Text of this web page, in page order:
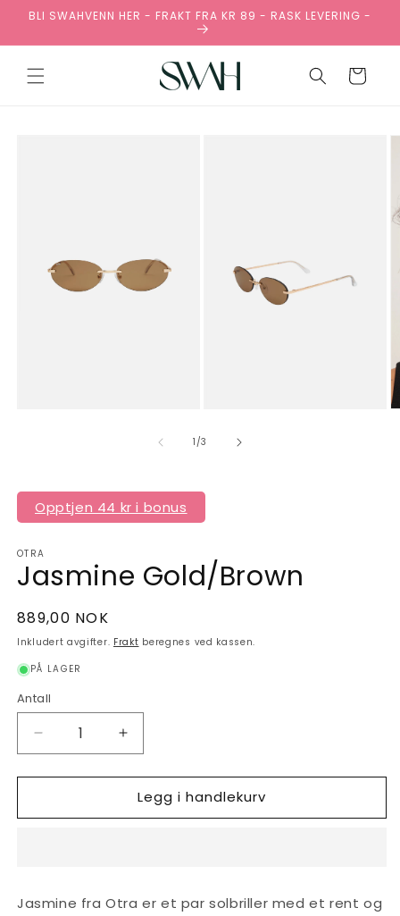
videre til
BLI SWAHVENN HER - FRAKT FRA KR 89 - RASK LEVERING -
Handlekurv
1/av
3
Opptjen 44 kr i bonus
OTRA
Jasmine Gold/Brown
Vanlig
pris
889,00 NOK
Inkludert avgifter. Frakt beregnes ved kassen.
PÅ LAGER
Antall
Antall
antallet
for
Gold/Brown
Øk
antallet
for
Jasmine
Gold/Brown
Legg i handlekurv
Jasmine fra Otra er et par solbriller med et rent og